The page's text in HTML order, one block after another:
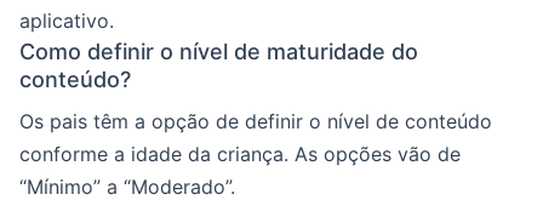
aplicativo.
Como definir o nível de maturidade do
conteúdo?
Os pais têm a opção de definir o nível de conteúdo
conforme a idade da criança. As opções vão de
“Mínimo” a “Moderado”.